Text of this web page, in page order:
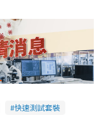
快速測試套裝